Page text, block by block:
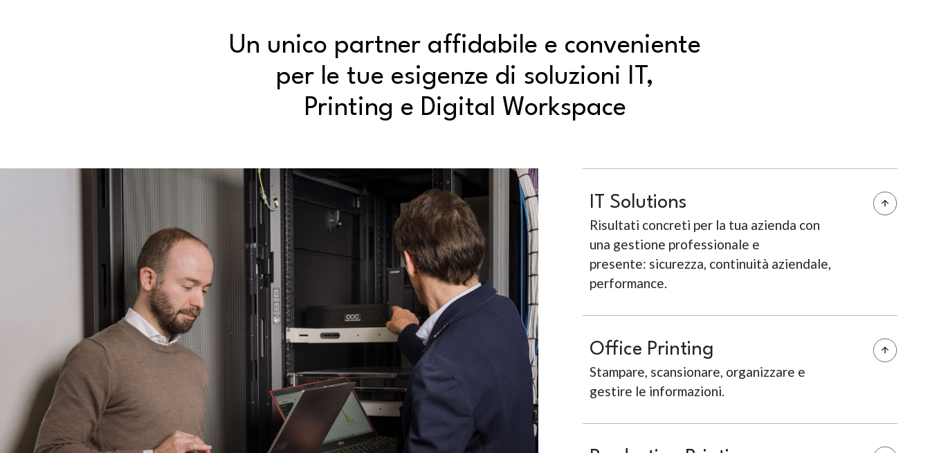
Un unico partner affidabile e conveniente
per le tue esigenze di soluzioni IT,
Printing e Digital Workspace
IT Solutions
Risultati concreti per la tua azienda con
una gestione professionale e
presente: sicurezza, continuità aziendale,
performance.
Office Printing
Stampare, scansionare, organizzare e
gestire le informazioni.